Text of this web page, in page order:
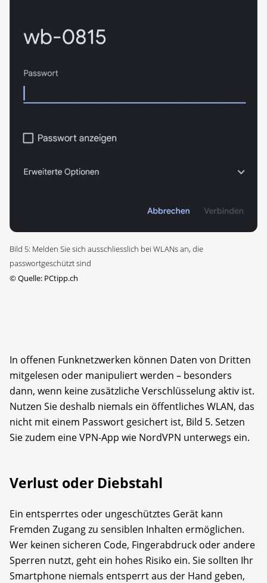
Bild 5: Melden Sie sich ausschliesslich bei WLANs an, die
passwortgeschützt sind
©Quelle: PCtipp.ch
In offenen Funknetzwerken können Daten von Dritten
mitgelesen oder manipuliert werden – besonders
dann, wenn keine zusätzliche Verschlüsselung aktiv ist.
Nutzen Sie deshalb niemals ein öffentliches WLAN, das
nicht mit einem Passwort gesichert ist, Bild 5. Setzen
Sie zudem eine VPN-App wie NordVPN unterwegs ein.
Verlust oder Diebstahl
Ein entsperrtes oder ungeschütztes Gerät kann
Fremden Zugang zu sensiblen Inhalten ermöglichen.
Wer keinen sicheren Code, Fingerabdruck oder andere
Sperren nutzt, geht ein hohes Risiko ein. Sie sollten Ihr
Smartphone niemals entsperrt aus der Hand geben,